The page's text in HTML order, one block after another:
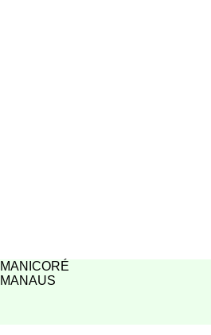
MANICORÉ
MANAUS